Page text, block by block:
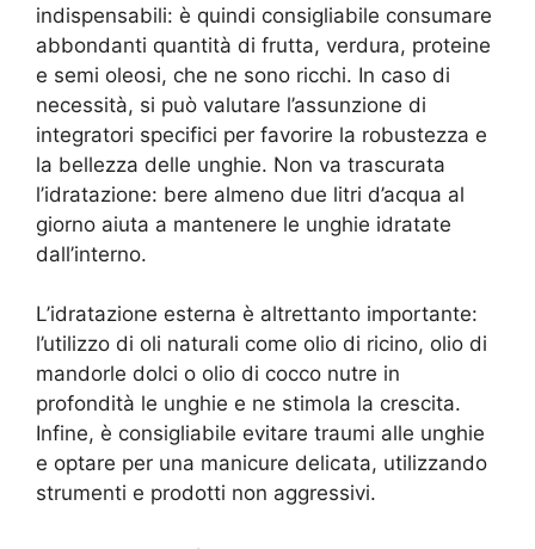
indispensabili: è quindi consigliabile consumare
abbondanti quantità di frutta, verdura, proteine
e semi oleosi, che ne sono ricchi. In caso di
necessità, si può valutare l’assunzione di
integratori specifici per favorire la robustezza e
la bellezza delle unghie. Non va trascurata
l’idratazione: bere almeno due litri d’acqua al
giorno aiuta a mantenere le unghie idratate
dall’interno.
L’idratazione esterna è altrettanto importante:
l’utilizzo di oli naturali come olio di ricino, olio di
mandorle dolci o olio di cocco nutre in
profondità le unghie e ne stimola la crescita.
Infine, è consigliabile evitare traumi alle unghie
e optare per una manicure delicata, utilizzando
strumenti e prodotti non aggressivi.